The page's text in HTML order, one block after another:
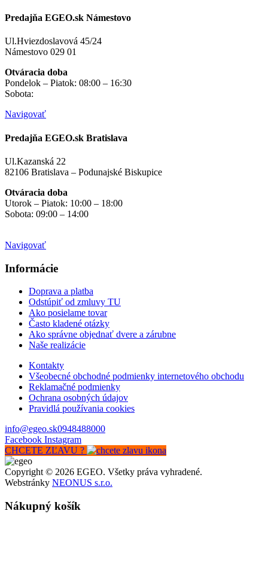
Predajňa EGEO.sk Námestovo
Ul.Hviezdoslavová 45/24
Námestovo 029 01
Otváracia doba
Pondelok – Piatok: 08:00 – 16:30
Sobota:
Navigovať
Predajňa EGEO.sk Bratislava
Ul.Kazanská 22
82106 Bratislava – Podunajské Biskupice
Otváracia doba
Utorok – Piatok: 10:00 – 18:00
Sobota: 09:00 – 14:00
Navigovať
Informácie
Doprava a platba
Odstúpiť od zmluvy TU
Ako posielame tovar
Často kladené otázky
Ako správne objednať dvere a zárubne
Naše realizácie
Kontakty
Všeobecné obchodné podmienky internetového obchodu
Reklamačné podmienky
Ochrana osobných údajov
Pravidlá používania cookies
info@egeo.sk0948488000
Facebook Instagram
CHCETE ZĽAVU ?
Copyright © 2026 EGEO. Všetky práva vyhradené.
Webstránky NEONUS s.r.o.
Nákupný košík